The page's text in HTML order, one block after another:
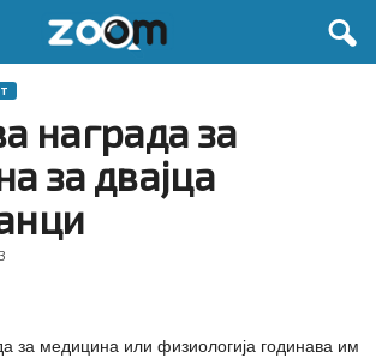
награда за
за двајца
за медицина или физиологија годинава им